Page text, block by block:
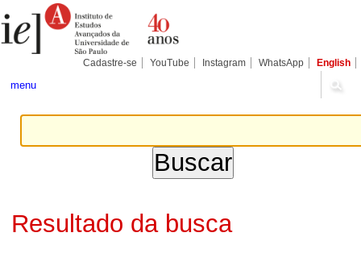
para
conteúdo.
Pessoais
Cadastre-se YouTube Instagram WhatsApp English
menu
Resultado da busca